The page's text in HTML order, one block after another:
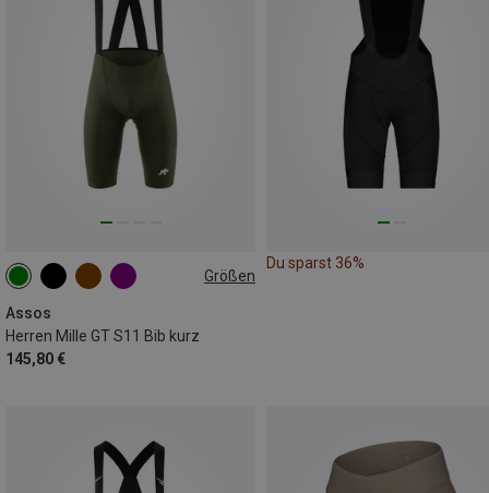
Größen
Assos
Herren Mille GT S11 Bib kurz
145,80 €
S L XL
Du sparst 36%